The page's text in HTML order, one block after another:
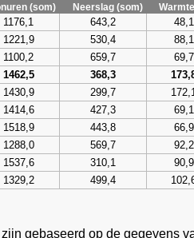
(som) Neerslag (som)
1176,1 643,2 48,1
1221,9 530,4 88,1
1100,2 659,7 69,7
1462,5 368,3
1430,9 299,7
1414,6 427,3 69,1
1518,9 443,8 66,9
1288,0 569,7 92,2
1537,6 310,1 90,9
1329,2 499,4
gebaseerd op de gegevens